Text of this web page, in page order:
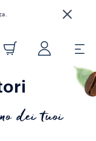
dei tuoi